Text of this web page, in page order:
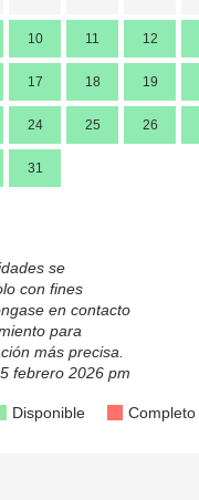
10 11 12
17 18 19
24 25 26
31
se
con fines
en contacto
para
más precisa.
febrero 2026 pm
Disponible
Completo